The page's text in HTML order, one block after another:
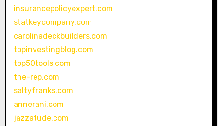
insurancepolicyexpert.com
statkeycompany.com
carolinadeckbuilders.com
topinvestingblog.com
top50tools.com
the-rep.com
saltyfranks.com
annerani.com
jazzatude.com